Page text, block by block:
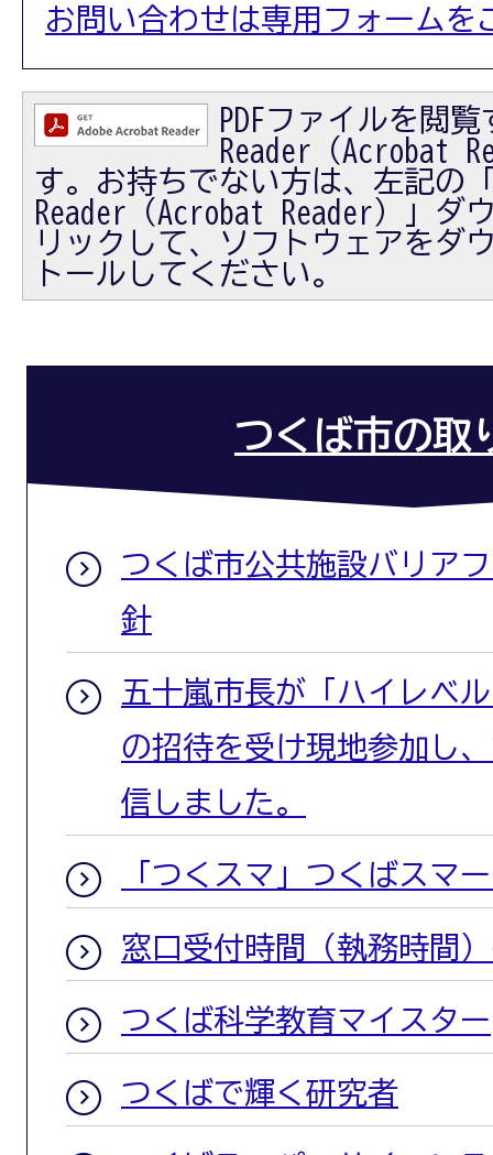
お問い合わせは専用フォームを
PDFファイルを閲
Reader（Acrobat
す。お持ちでない方は、左記の
Reader（Acrobat Reader）」ダ
リックして、ソフトウェアをダ
トールしてください。
つくば市の取
つくば市公共施設バリア
針
五十嵐市長が「ハイレベ
の招待を受け現地参加し
信しました。
「つくスマ」つくばスマ
窓口受付時間（執務時間
つくば科学教育マイスター
つくばで輝く研究者